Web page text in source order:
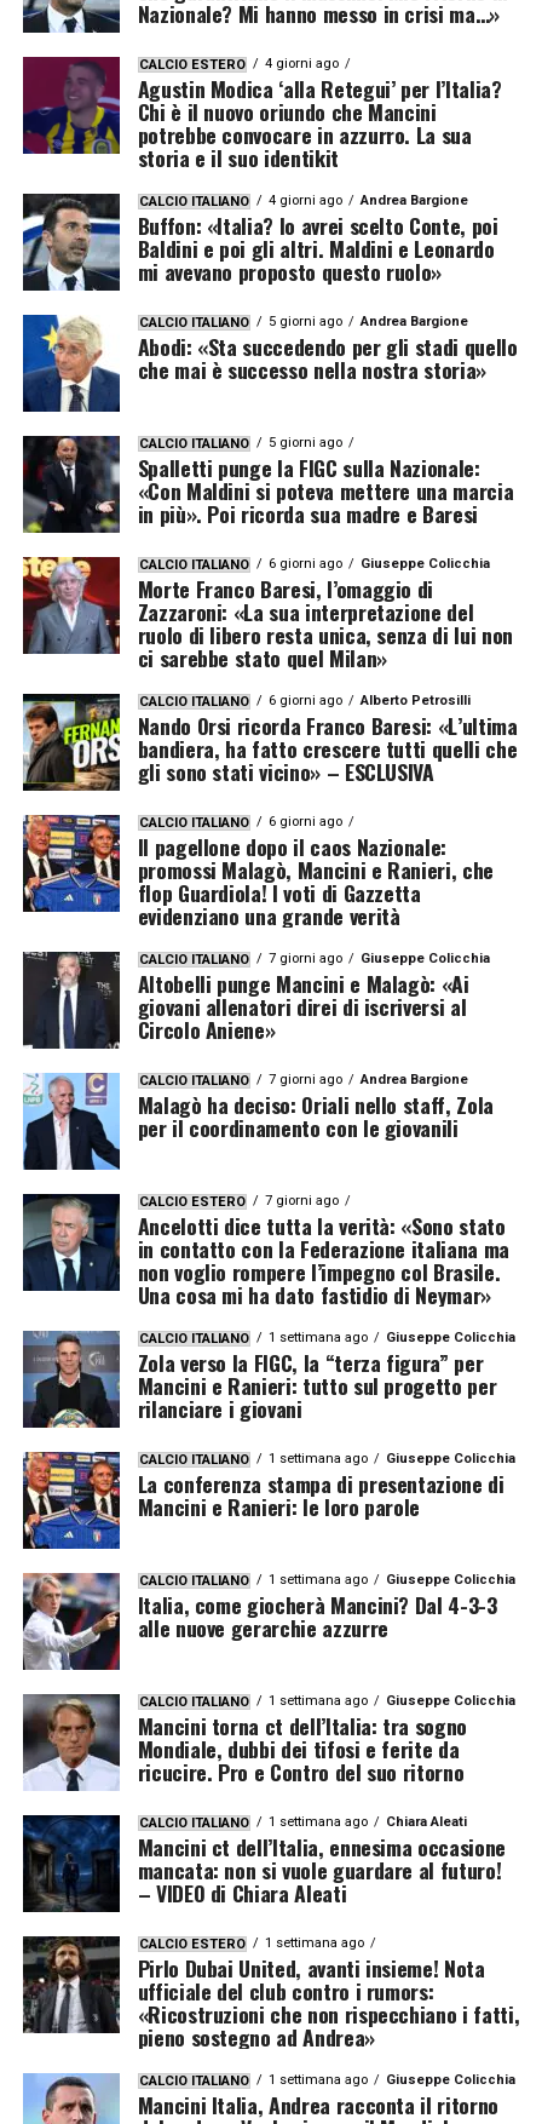
Nazionale? Mi hanno messo in crisi ma…»
CALCIO ESTERO 4 giorni ago
Agustin Modica ‘alla Retegui’ per l’Italia?
Chi è il nuovo oriundo che Mancini
potrebbe convocare in azzurro. La sua
storia e il suo identikit
CALCIO ITALIANO 4 giorni ago Andrea Bargione
Buffon: «Italia? Io avrei scelto Conte, poi
Baldini e poi gli altri. Maldini e Leonardo
mi avevano proposto questo ruolo»
CALCIO ITALIANO 5 giorni ago Andrea Bargione
Abodi: «Sta succedendo per gli stadi quello
che mai è successo nella nostra storia»
CALCIO ITALIANO 5 giorni ago
Spalletti punge la FIGC sulla Nazionale:
«Con Maldini si poteva mettere una marcia
in più». Poi ricorda sua madre e Baresi
CALCIO ITALIANO 6 giorni ago Giuseppe Colicchia
Morte Franco Baresi, l’omaggio di
Zazzaroni: «La sua interpretazione del
ruolo di libero resta unica, senza di lui non
ci sarebbe stato quel Milan»
CALCIO ITALIANO 6 giorni ago Alberto Petrosilli
Nando Orsi ricorda Franco Baresi: «L’ultima
bandiera, ha fatto crescere tutti quelli che
gli sono stati vicino» – ESCLUSIVA
CALCIO ITALIANO 6 giorni ago
Il pagellone dopo il caos Nazionale:
promossi Malagò, Mancini e Ranieri, che
flop Guardiola! I voti di Gazzetta
evidenziano una grande verità
CALCIO ITALIANO 7 giorni ago Giuseppe Colicchia
Altobelli punge Mancini e Malagò: «Ai
giovani allenatori direi di iscriversi al
Circolo Aniene»
CALCIO ITALIANO 7 giorni ago Andrea Bargione
Malagò ha deciso: Oriali nello staff, Zola
per il coordinamento con le giovanili
CALCIO ESTERO 7 giorni ago
Ancelotti dice tutta la verità: «Sono stato
in contatto con la Federazione italiana ma
non voglio rompere l’impegno col Brasile.
Una cosa mi ha dato fastidio di Neymar»
CALCIO ITALIANO 1 settimana ago Giuseppe Colicchia
Zola verso la FIGC, la “terza figura” per
Mancini e Ranieri: tutto sul progetto per
rilanciare i giovani
CALCIO ITALIANO 1 settimana ago Giuseppe Colicchia
La conferenza stampa di presentazione di
Mancini e Ranieri: le loro parole
CALCIO ITALIANO 1 settimana ago Giuseppe Colicchia
Italia, come giocherà Mancini? Dal 4-3-3
alle nuove gerarchie azzurre
CALCIO ITALIANO 1 settimana ago Giuseppe Colicchia
Mancini torna ct dell’Italia: tra sogno
Mondiale, dubbi dei tifosi e ferite da
ricucire. Pro e Contro del suo ritorno
CALCIO ITALIANO 1 settimana ago Chiara Aleati
Mancini ct dell’Italia, ennesima occasione
mancata: non si vuole guardare al futuro!
– VIDEO di Chiara Aleati
CALCIO ESTERO 1 settimana ago
Pirlo Dubai United, avanti insieme! Nota
ufficiale del club contro i rumors:
«Ricostruzioni che non rispecchiano i fatti,
pieno sostegno ad Andrea»
CALCIO ITALIANO 1 settimana ago Giuseppe Colicchia
Mancini Italia, Andrea racconta il ritorno